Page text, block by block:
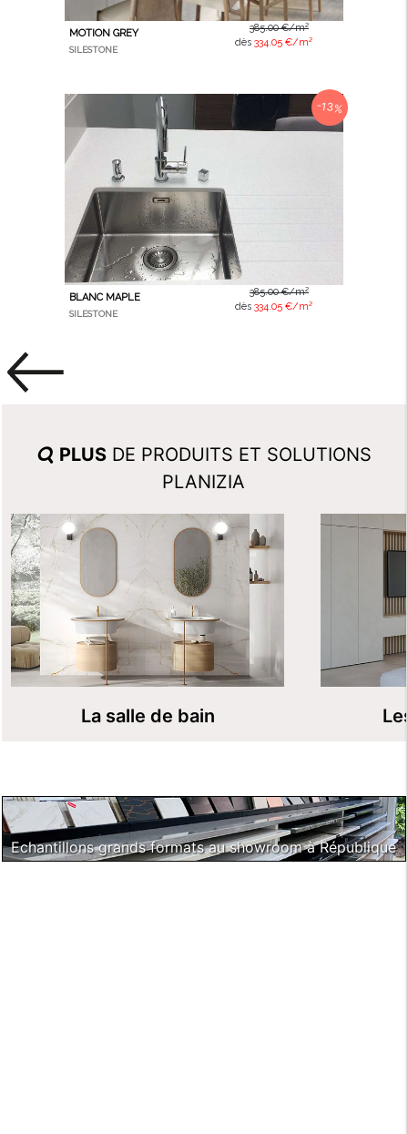
MOTION GREY
SILESTONE
385.00 €/m²
dès 334.05 €/m²
-13%
BLANC MAPLE
SILESTONE
385.00 €/m²
dès 334.05 €/m²
PLUSDE PRODUITS ET SOLUTIONS
PLANIZIA
La salle de bain
Echantillons grands formats au showroom à République